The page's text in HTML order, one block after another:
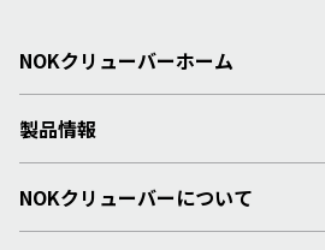
NOKクリューバーホーム
製品情報
NOKクリューバーについて